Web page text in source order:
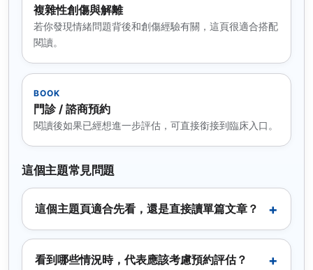
複雜性創傷與解離
若你發現情緒問題背後和創傷經驗有關，這頁很適合搭配
閱讀。
BOOK
門診 / 諮商預約
閱讀後如果已經想進一步評估，可直接銜接到臨床入口。
這個主題常見問題
這個主題頁適合先看，還是直接讀單篇文章？
看到哪些情況時，代表應該考慮預約評估？